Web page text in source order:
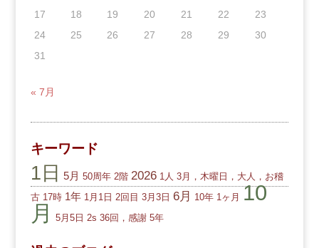
17
18 19 20 21 22
23
24
25 26 27 28 29
30
31
« 7月
キーワード
1日 5月 50周年 2階 2026 1人 3月，木曜日，大人，お稽
古 17時 1年 1月1日 2回目 3月3日 6月 10年 1ヶ月 10
月
5月5日 2s 36回，感謝 5年